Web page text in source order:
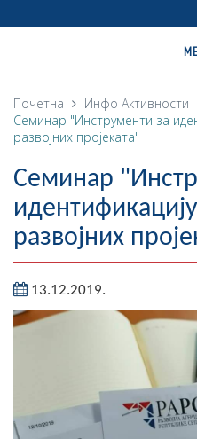
О
Историја
Географија
Насељена мјеста
Занимљивости
Фотогалерија
Замјеник начелника
Почетна Инфо Активности
Семинар "Инструменти за
развојних пројеката"
Семинар
развојних
13.12.2019.